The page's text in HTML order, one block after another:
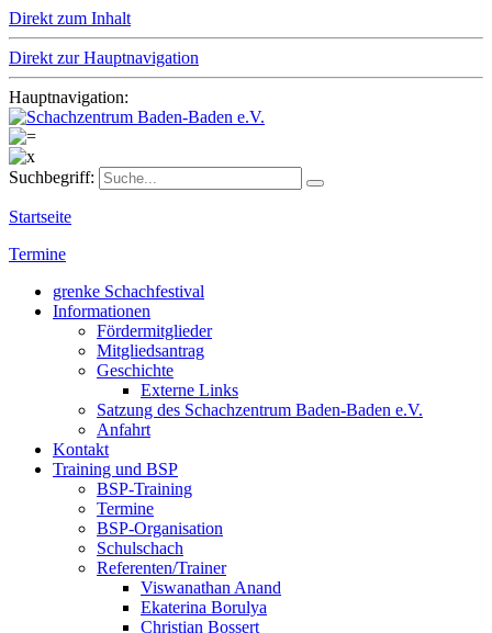
Direkt zum Inhalt
Direkt zur Hauptnavigation
Hauptnavigation:
Suchbegriff:
Startseite
Termine
grenke Schachfestival
Informationen
Fördermitglieder
Mitgliedsantrag
Geschichte
Externe Links
Satzung des Schachzentrum Baden-Baden e.V.
Anfahrt
Kontakt
Training und BSP
BSP-Training
Termine
BSP-Organisation
Schulschach
Referenten/Trainer
Viswanathan Anand
Ekaterina Borulya
Christian Bossert